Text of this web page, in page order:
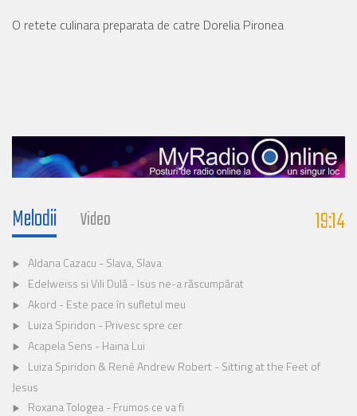
O retete culinara preparata de catre Dorelia Pironea
Melodii Video 19:14
Aldana Cazacu - Slava, Slava
Edelweiss si Vili Dulă - Isus ne-a răscumpărat
Akord - Este pace în sufletul meu
Luiza Spiridon - Privesc spre cer
Acapela Sens - Haina Lui
Luiza Spiridon & René Andrew Robert - Sitting at the Feet of
Jesus
Roxana Tologea - Frumos ce va fi